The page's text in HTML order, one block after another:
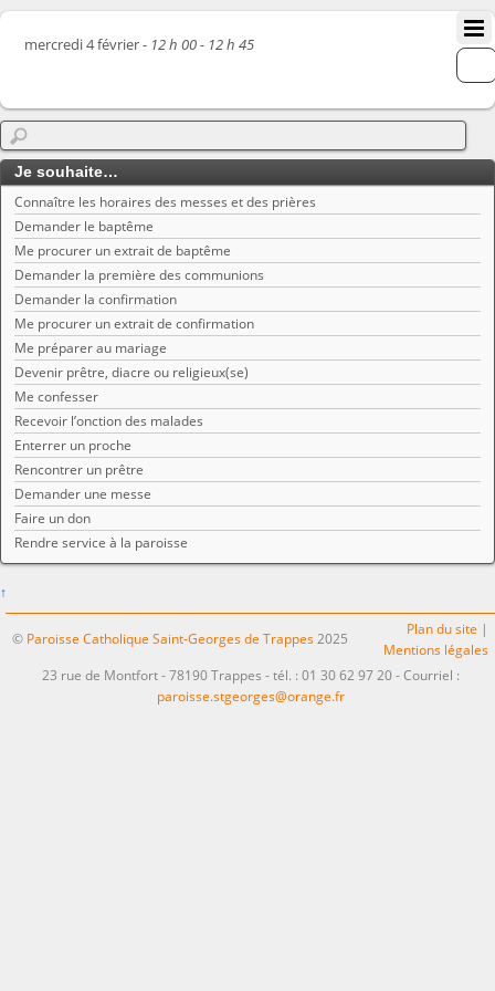
mercredi 4 février - 12 h 00 - 12 h 45
Je souhaite…
Connaître les horaires des messes et des prières
Demander le baptême
Me procurer un extrait de baptême
Demander la première des communions
Demander la confirmation
Me procurer un extrait de confirmation
Me préparer au mariage
Devenir prêtre, diacre ou religieux(se)
Me confesser
Recevoir l’onction des malades
Enterrer un proche
Rencontrer un prêtre
Demander une messe
Faire un don
Rendre service à la paroisse
↑
© Paroisse Catholique Saint-Georges de Trappes 2025
Plan du site |
Mentions légales
23 rue de Montfort - 78190 Trappes - tél. : 01 30 62 97 20 - Courriel :
paroisse.stgeorges@orange.fr